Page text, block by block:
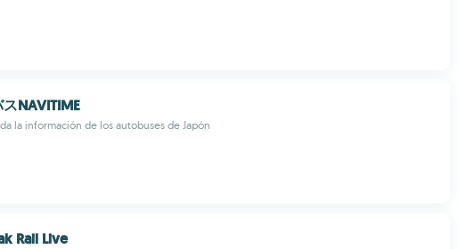
NAVITIME
la información de los autobuses de Japón
Rail Live